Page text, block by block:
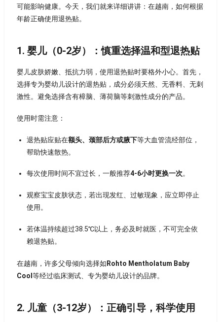
可能影响健康。今天，我们就来详细讲讲：在越南，如何根据
年龄正确使用退热贴。
1. 婴儿（0-2岁）：慎重选择温和型退热贴
婴儿皮肤娇嫩、抵抗力弱，使用退热贴时要格外小心。首先，
选择专为婴幼儿设计的退热贴，成分必须天然、无香料、无刺
激性。避免选择含有樟脑、薄荷脑等刺激性成分的产品。
使用时需注意：
退热贴应贴在额头、颈部后方或腋下等大血管流经部位，
帮助快速散热。
每次使用时间不宜过长，一般推荐4-6小时更换一次。
观察宝宝皮肤状态，若出现发红、过敏现象，应立即停止
使用。
若体温持续超过38.5℃以上，务必及时就医，不可完全依
赖退热贴。
在越南，许多父母倾向选择如 Rohto Mentholatum Baby
Cool 等经过临床测试、专为婴幼儿设计的品牌。
2. 儿童（3-12岁）：正确引导，科学使用